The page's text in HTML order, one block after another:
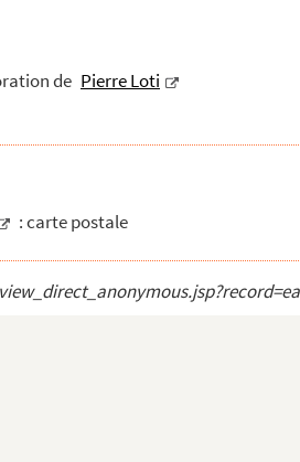
de Pierre Loti
: carte postale